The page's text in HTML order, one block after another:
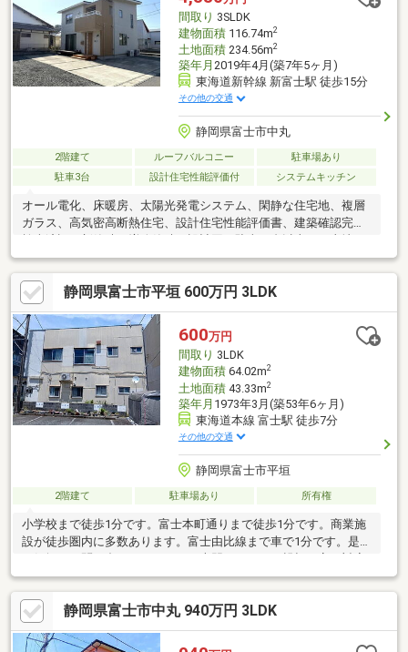
すめのビルトインガレージ車庫1台、カースペース1台来客時に便
利なTVモニター付インターホン間取り 3SLDK
建物面積116.74m2
土地面積234.56m2
築年月 2019年4月(築7年5ヶ月)
東海道新幹線 新富士駅 徒歩15分
その他の交通
静岡県富士市中丸
2階建て ルーフバルコニー
駐車場あり
駐車3台
設計住宅性能評価付 システムキッチン
オール電化、床暖房、太陽光発電システム、閑静な住宅地、複層
ガラス、高気密高断熱住宅、設計住宅性能評価書、建築確認完了
坪以上、ＬＤＫ１８畳以上、省エネ給湯器、南向き、システムキ
ッチン、浴室乾燥機、陽当り良好、全居室収納、角地、和室、整
形地、庭、シャワー付洗面化粧台、対面式キッチン、バリアフリ
ー、トイレ２ヶ所、浴室１坪以上、２階建、南面バルコニー、オ
ートバス、温水洗浄便座、浴室に窓、ＴＶモニタ付インターホ
ン、節水型トイレ、前面棟無、ウッドデッキ、パントリー（食
器・食品の収納庫）、ウォークインクローゼット、ＩＨクッキン
グヒーター、全居室複層ガ
静岡県富士市平垣 600万円 3LDK
600万円
間取り 3LDK
建物面積64.02m2
土地面積43.33m2
築年月 1973年3月(築53年6ヶ月)
東海道本線 富士駅 徒歩7分
その他の交通
静岡県富士市平垣
2階建て 駐車場あり 所有権
小学校まで徒歩1分です。富士本町通りまで徒歩1分です。商業施
設が徒歩圏内に多数あります。富士由比線まで車で1分です。是非
いたします。
静岡県富士市中丸 940万円 3LDK